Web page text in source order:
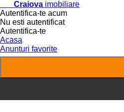
Craiova imobiliare
Autentifica-te acum
Nu esti autentificat
Autentifica-te
Acasa
Anunturi favorite